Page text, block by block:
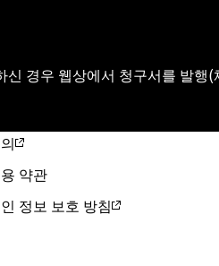
경우 웹상에서 청구서를 발행
약관
정보 보호 방침